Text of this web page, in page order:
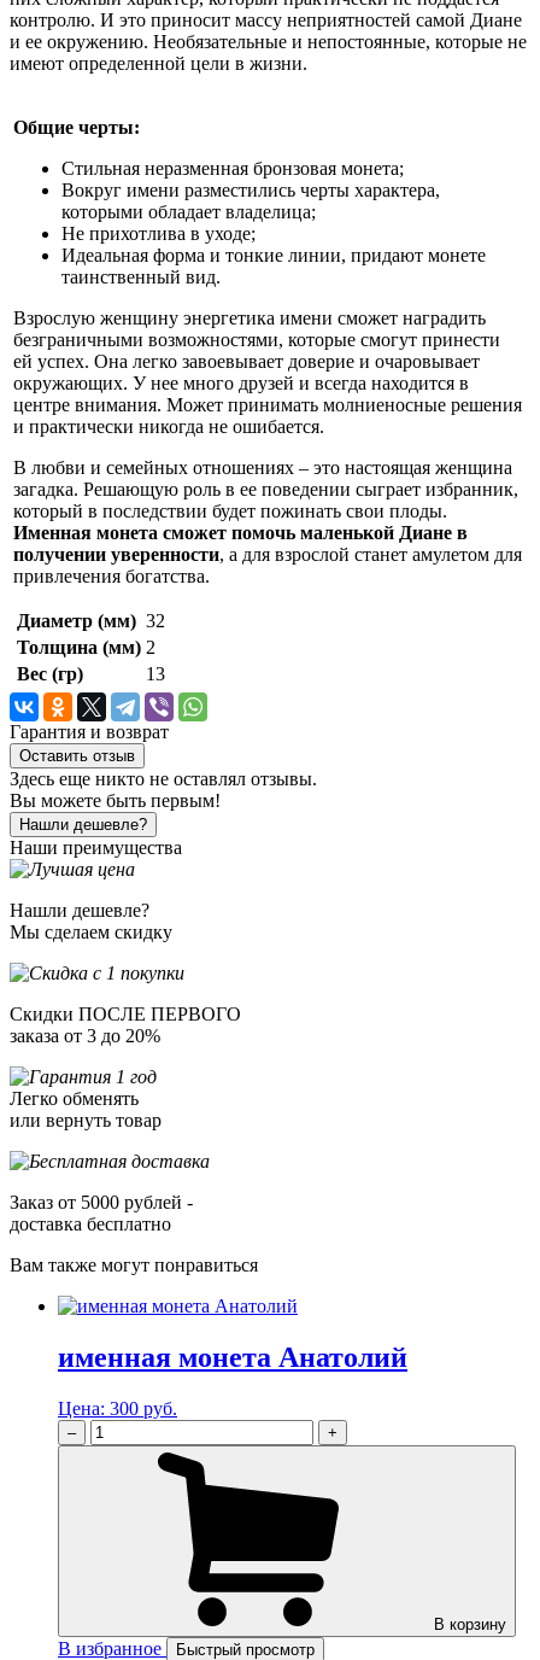
контролю. И это приносит массу неприятностей самой Диане
и ее окружению. Необязательные и непостоянные, которые не
имеют определенной цели в жизни.
Общие черты:
Стильная неразменная бронзовая монета;
Вокруг имени разместились черты характера,
которыми обладает владелица;
Не прихотлива в уходе;
Идеальная форма и тонкие линии, придают монете
таинственный вид.
Взрослую женщину энергетика имени сможет наградить
безграничными возможностями, которые смогут принести
ей успех. Она легко завоевывает доверие и очаровывает
окружающих. У нее много друзей и всегда находится в
центре внимания. Может принимать молниеносные решения
и практически никогда не ошибается.
В любви и семейных отношениях – это настоящая женщина
загадка. Решающую роль в ее поведении сыграет избранник,
который в последствии будет пожинать свои плоды.
Именная монета сможет помочь маленькой Диане в
получении уверенности, а для взрослой станет амулетом для
привлечения богатства.
Диаметр (мм) 32
Толщина (мм) 2
Вес (гр)
13
Гарантия и возврат
Оставить отзыв
Здесь еще никто не оставлял отзывы.
Вы можете быть первым!
Нашли дешевле?
Наши преимущества
Нашли дешевле?
Мы сделаем скидку
Скидки ПОСЛЕ ПЕРВОГО
заказа от 3 до 20%
Легко обменять
или вернуть товар
Заказ от 5000 рублей -
доставка бесплатно
Вам также могут понравиться
именная монета Анатолий
Цена: 300 руб.
– +
В корзину
В избранное Быстрый просмотр